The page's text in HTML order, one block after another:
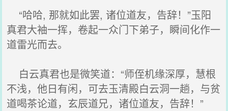
“哈哈, 那就如此罢, 诸位道友，告辞！”玉阳
真君大袖一挥，卷起一众门下弟子，瞬间化作一
道雷光而去。
白云真君也是微笑道：“师侄机缘深厚，慧根
不浅，他日有闲，可去玉清殿白云洞一趟，与贫
道喝茶论道，玄辰道兄，诸位道友，告辞！”